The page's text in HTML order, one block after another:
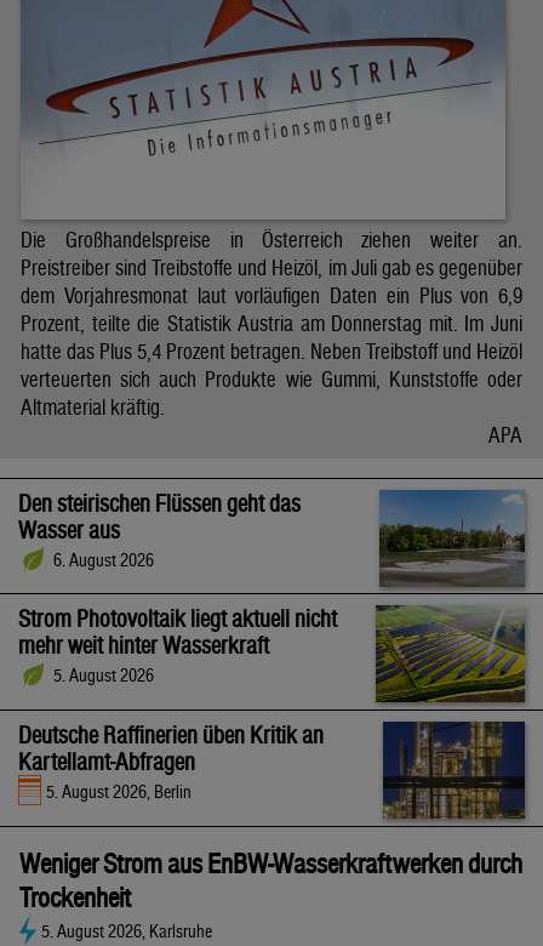
Die Großhandelspreise in Österreich ziehen weiter an.
Preistreiber sind Treibstoffe und Heizöl, im Juli gab es gegenüber
dem Vorjahresmonat laut vorläufigen Daten ein Plus von 6,9
Prozent, teilte die Statistik Austria am Donnerstag mit. Im Juni
hatte das Plus 5,4 Prozent betragen. Neben Treibstoff und Heizöl
verteuerten sich auch Produkte wie Gummi, Kunststoffe oder
Altmaterial kräftig.
APA
Den steirischen Flüssen geht das
Wasser aus
6. August 2026
Strom Photovoltaik liegt aktuell nicht
mehr weit hinter Wasserkraft
5. August 2026
Deutsche Raffinerien üben Kritik an
Kartellamt-Abfragen
5. August 2026, Berlin
Weniger Strom aus EnBW-Wasserkraftwerken durch
Trockenheit
5. August 2026, Karlsruhe